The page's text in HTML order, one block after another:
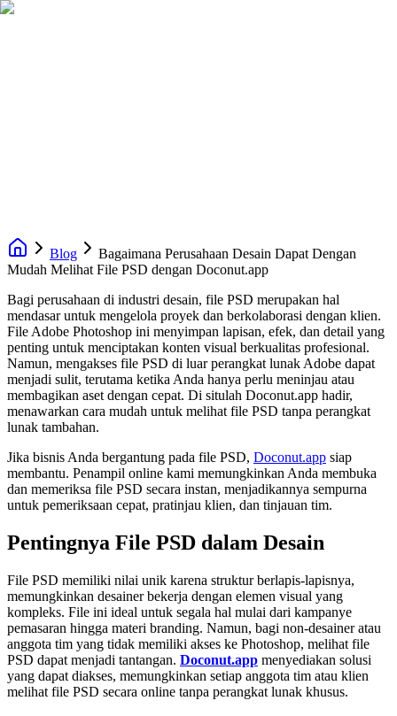
Blog
Bagaimana Perusahaan Desain Dapat Dengan
Mudah Melihat File PSD dengan Doconut.app
Bagi perusahaan di industri desain, file PSD merupakan hal
mendasar untuk mengelola proyek dan berkolaborasi dengan klien.
File Adobe Photoshop ini menyimpan lapisan, efek, dan detail yang
penting untuk menciptakan konten visual berkualitas profesional.
Namun, mengakses file PSD di luar perangkat lunak Adobe dapat
menjadi sulit, terutama ketika Anda hanya perlu meninjau atau
membagikan aset dengan cepat. Di situlah Doconut.app hadir,
menawarkan cara mudah untuk melihat file PSD tanpa perangkat
lunak tambahan.
Jika bisnis Anda bergantung pada file PSD, Doconut.app siap
membantu. Penampil online kami memungkinkan Anda membuka
dan memeriksa file PSD secara instan, menjadikannya sempurna
untuk pemeriksaan cepat, pratinjau klien, dan tinjauan tim.
Pentingnya File PSD dalam Desain
File PSD memiliki nilai unik karena struktur berlapis‑lapisnya,
memungkinkan desainer bekerja dengan elemen visual yang
kompleks. File ini ideal untuk segala hal mulai dari kampanye
pemasaran hingga materi branding. Namun, bagi non‑desainer atau
anggota tim yang tidak memiliki akses ke Photoshop, melihat file
PSD dapat menjadi tantangan. Doconut.app menyediakan solusi
yang dapat diakses, memungkinkan setiap anggota tim atau klien
melihat file PSD secara online tanpa perangkat lunak khusus.